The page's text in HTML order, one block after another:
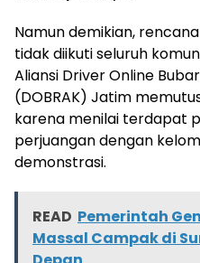
Namun demikian,
tidak diikuti seluruh
Aliansi Driver Online
(DOBRAK) Jatim
karena menilai terdapat
perjuangan dengan
demonstrasi.
READ Pemerintah
Massal Campak di